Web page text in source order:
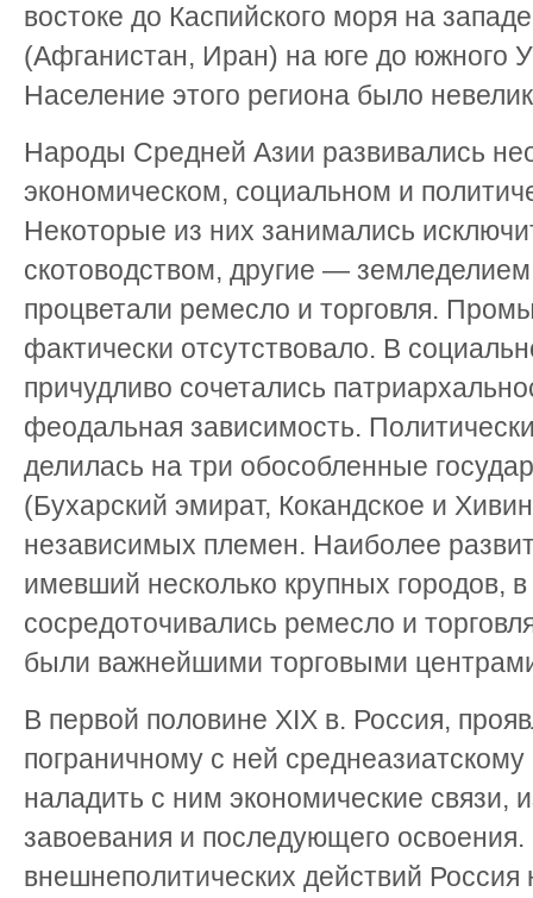
востоке до Каспийского моря на
(Афганистан, Иран) на юге до южного
Население этого региона было
Народы Средней Азии развивались
экономическом, социальном и
Некоторые из них занимались
скотоводством, другие —
процветали ремесло и торговля.
фактически отсутствовало. В
причудливо сочетались
феодальная зависимость.
делилась на три обособленные
(Бухарский эмират, Кокандское и
независимых племен. Наиболее
имевший несколько крупных городов,
сосредоточивались ремесло и
были важнейшими торговыми
В первой половине XIX в. Россия,
пограничному с ней
наладить с ним экономические связи,
завоевания и последующего
внешнеполитических действий Россия